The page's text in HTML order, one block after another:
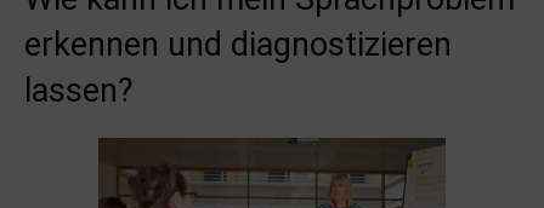
erkennen und diagnostizieren
lassen?